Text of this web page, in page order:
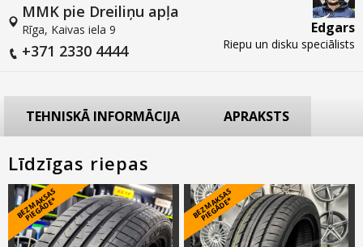
MMK pie Dreiliņu apļa
Rīga, Kaivas iela 9
+371 2330 4444
Edgars
Riepu un disku speciālists
TEHNISKĀ INFORMĀCIJA APRAKSTS
Līdzīgas riepas
B
E
Z
M
A
K
S
A
S
PI
E
G
Ā
D
E
* B
E
Z
M
A
K
S
A
S
PI
E
G
Ā
D
E
*